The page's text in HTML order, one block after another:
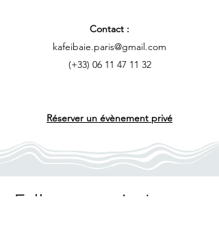
Contact :
kafeibaie.paris@gmail.com
(+33) 06 11 47 11 32
Réserver un évènement privé
Follow us on Instagram